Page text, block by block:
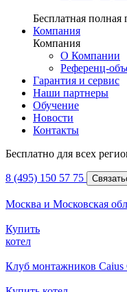
Бесплатная полная
Компания
Компания
О Компании
Референц-
Гарантия и сервис
Наши партнеры
Обучение
Новости
Контакты
Бесплатно для всех
8 (495) 150 57 75
Москва и Московская
Купить
котел
Клуб монтажников Caius